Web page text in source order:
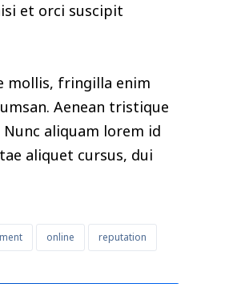
et orci suscipit
mollis, fringilla enim
Aenean tristique
aliquam lorem id
aliquet cursus, dui
online reputation